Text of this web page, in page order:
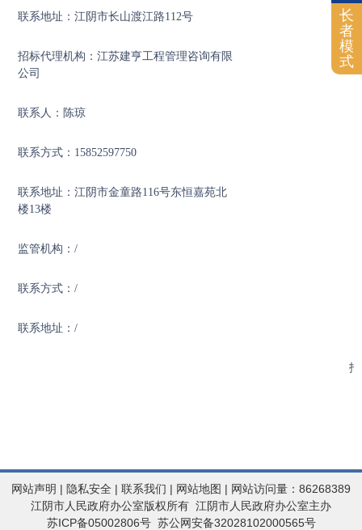
联系地址：江阴市长山渡江路112号
招标代理机构：江苏建亨工程管理咨询有限
公司
联系人：陈琼
联系方式：15852597750
联系地址：江阴市金童路116号东恒嘉苑北
楼13楼
监管机构：/
联系方式：/
联系地址：/
网站声明 | 隐私安全 | 联系我们 | 网站地图 | 网站访问量：86268389
江阴市人民政府办公室版权所有 江阴市人民政府办公室主办
苏ICP备05002806号 苏公网安备32028102000565号
长
者
模
式